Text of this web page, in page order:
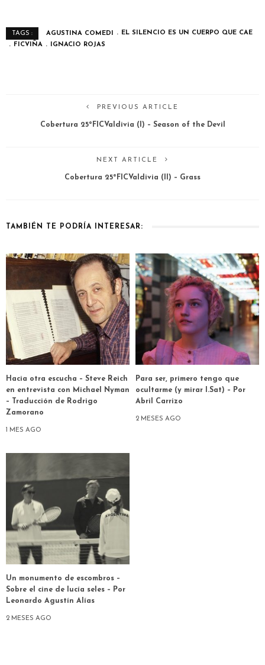
TAGS : AGUSTINA COMEDI
EL SILENCIO ES UN CUERPO QUE CAE
FICVIÑA
IGNACIO ROJAS
PREVIOUS ARTICLE
Cobertura 25ºFICValdivia (I) – Season of the Devil
NEXT ARTICLE
Cobertura 25ºFICValdivia (II) – Grass
TAMBIÉN TE PODRÍA INTERESAR:
Hacia otra escucha – Steve Reich
en entrevista con Michael Nyman
– Traducción de Rodrigo
Zamorano
1 MES AGO
Para ser, primero tengo que
ocultarme (y mirar I.Sat) – Por
Abril Carrizo
2 MESES AGO
Un monumento de escombros –
Sobre el cine de lucía seles – Por
Leonardo Agustín Alías
2 MESES AGO